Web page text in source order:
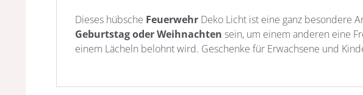
Dieses hübsche Feuerwehr Deko Licht ist eine ganz besondere
Geburtstag oder Weihnachten sein, um einem anderen eine
einem Lächeln belohnt wird. Geschenke für Erwachsene und